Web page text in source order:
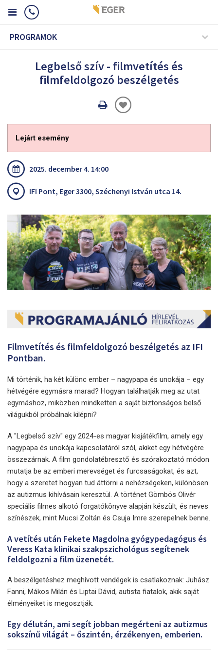
PROGRAMOK
Legbelső szív - filmvetítés és
filmfeldolgozó beszélgetés
Oldal
Lejárt esemény
2025. december 4. 14:00
IFI Pont, Eger 3300, Széchenyi István utca 14.
Filmvetítés és filmfeldolgozó beszélgetés az IFI
Pontban.
Mi történik, ha két különc ember – nagypapa és unokája – egy
hétvégére egymásra marad? Hogyan találhatják meg az utat
egymáshoz, miközben mindketten a saját biztonságos belső
világukból próbálnak kilépni?
A "Legbelső szív" egy 2024-es magyar kisjátékfilm, amely egy
nagypapa és unokája kapcsolatáról szól, akiket egy hétvégére
összezárnak. A film gondolatébresztő és szórakoztató módon
mutatja be az emberi merevséget és furcsaságokat, és azt,
hogy a szeretet hogyan tud áttörni a nehézségeken, különösen
az autizmus kihívásain keresztül. A történet Gömbös Olivér
speciális filmes alkotó forgatókönyve alapján készült, és neves
színészek, mint Mucsi Zoltán és Csuja Imre szerepelnek benne.
A vetítés után Fekete Magdolna gyógypedagógus és
Veress Kata klinikai szakpszichológus segítenek
feldolgozni a film üzenetét.
A beszélgetéshez meghívott vendégek is csatlakoznak: Juhász
Fanni, Mákos Milán és Liptai Dávid, autista fiatalok, akik saját
élményeiket is megosztják.
Egy délután, ami segít jobban megérteni az autizmus
sokszínű világát – őszintén, érzékenyen, emberien.